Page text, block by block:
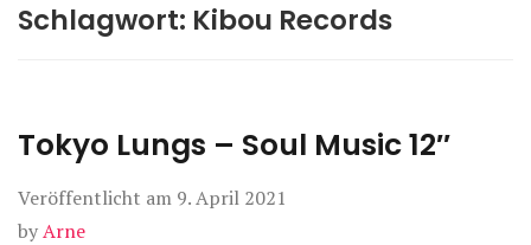
Schlagwort: Kibou Records
Tokyo Lungs – Soul Music 12″
Veröffentlicht am 9. April 2021
byArne